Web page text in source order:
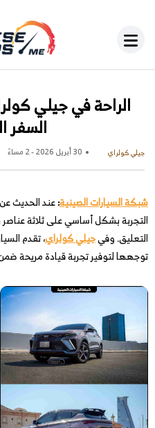
السفر
جيلي كولراي 30 أبريل 2026 - 2 مساءً
شبكة السيارات الصينية:عند الحديث
التجربة بشكل أساسي على ثلاثة عناصر
التعليق. وفيجيلي كولراي، تقدم
توجهها لتوفير تجربة قيادة مريحة